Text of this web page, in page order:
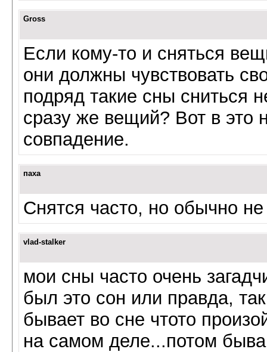
Gross
Если кому-то и сняться
они должны чувствовать
подряд такие сны сниться
сразу же вещий? Вот в это
совпадение.
паха
Снятся часто, но обычно
vlad-stalker
мои сны часто очень
был это сон или правда,
бывает во сне чтото
на самом деле...потом